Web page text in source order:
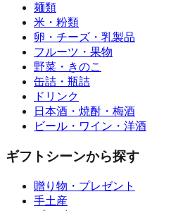
麺類
米・粉類
卵・チーズ・乳製品
フルーツ・果物
野菜・きのこ
缶詰・瓶詰
ドリンク
日本酒・焼酎・梅酒
ビール・ワイン・洋酒
ギフトシーンから探す
贈り物・プレゼント
手土産